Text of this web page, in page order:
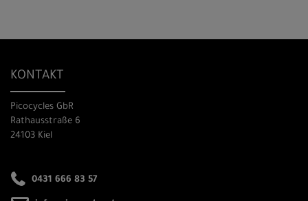
KONTAKT
Picocycles GbR
Rathausstraße 6
24103 Kiel
0431 666 83 57